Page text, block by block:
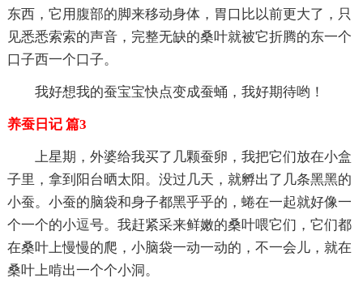
东西，它用腹部的脚来移动身体，胃口比以前更大了，只
见悉悉索索的声音，完整无缺的桑叶就被它折腾的东一个
口子西一个口子。
我好想我的蚕宝宝快点变成蚕蛹，我好期待哟！
养蚕日记 篇3
上星期，外婆给我买了几颗蚕卵，我把它们放在小盒
子里，拿到阳台晒太阳。没过几天，就孵出了几条黑黑的
小蚕。小蚕的脑袋和身子都黑乎乎的，蜷在一起就好像一
个一个的小逗号。我赶紧采来鲜嫩的桑叶喂它们，它们都
在桑叶上慢慢的爬，小脑袋一动一动的，不一会儿，就在
桑叶上啃出一个个小洞。